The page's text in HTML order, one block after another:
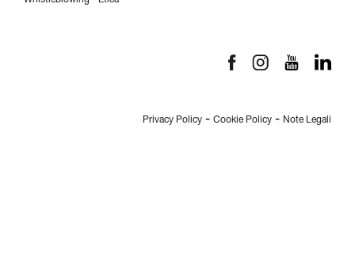
Privacy Policy - Cookie Policy - Note Legali